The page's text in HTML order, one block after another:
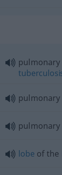
pulmonary
pulmonary
pulmonary
lobe of the